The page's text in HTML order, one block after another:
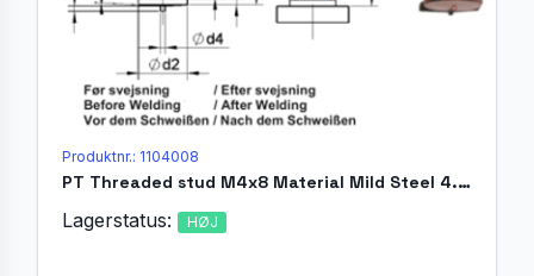
Produktnr.: 1104008
PT Threaded stud M4x8 Material Mild Steel 4.8 acc. EN ISO 13918
Lagerstatus: HØJ